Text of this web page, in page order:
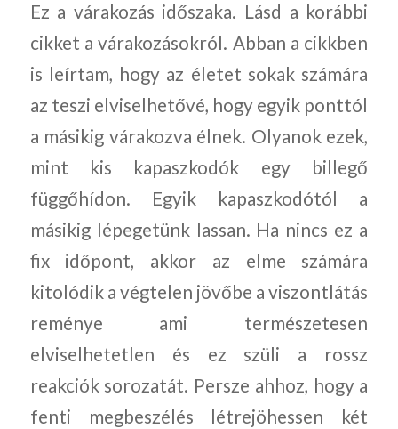
Ez a várakozás időszaka. Lásd a korábbi
cikket a várakozásokról. Abban a cikkben
is leírtam, hogy az életet sokak számára
az teszi elviselhetővé, hogy egyik ponttól
a másikig várakozva élnek. Olyanok ezek,
mint kis kapaszkodók egy billegő
függőhídon. Egyik kapaszkodótól a
másikig lépegetünk lassan. Ha nincs ez a
fix időpont, akkor az elme számára
kitolódik a végtelen jövőbe a viszontlátás
reménye ami természetesen
elviselhetetlen és ez szüli a rossz
reakciók sorozatát. Persze ahhoz, hogy a
fenti megbeszélés létrejöhessen két